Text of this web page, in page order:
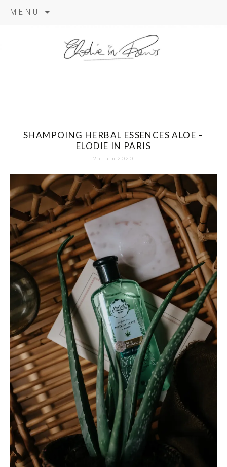
MENU
SHAMPOING HERBAL ESSENCES ALOE –
ELODIE IN PARIS
25 juin 2020